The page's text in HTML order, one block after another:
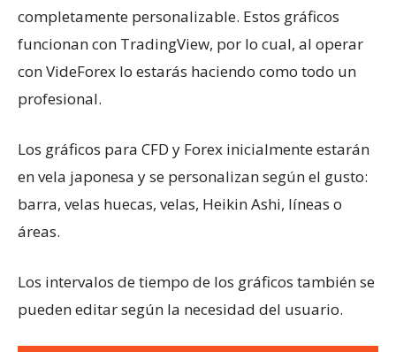
completamente personalizable. Estos gráficos
funcionan con TradingView, por lo cual, al operar
con VideForex lo estarás haciendo como todo un
profesional.
Los gráficos para CFD y Forex inicialmente estarán
en vela japonesa y se personalizan según el gusto:
barra, velas huecas, velas, Heikin Ashi, líneas o
áreas.
Los intervalos de tiempo de los gráficos también se
pueden editar según la necesidad del usuario.